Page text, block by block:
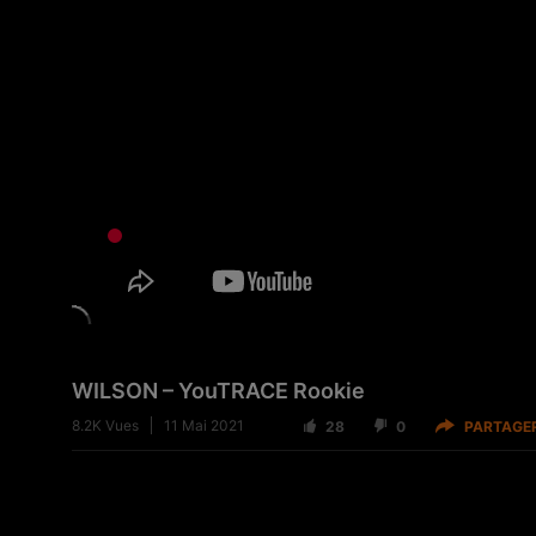
WILSON – YouTRACE Rookie
8.2K Vues 11 Mai 2021 28 0